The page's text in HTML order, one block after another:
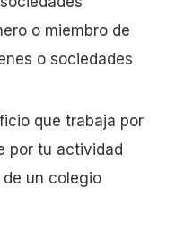
o miembro de
o sociedades
que trabaja por
por tu actividad
un colegio